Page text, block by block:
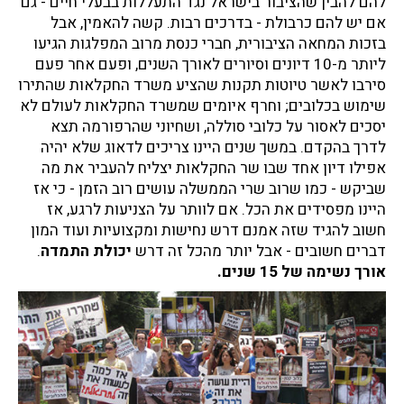
אם יש להם כרבולת - בדרכים רבות. קשה להאמין, אבל
בזכות המחאה הציבורית, חברי כנסת מרוב המפלגות הגיעו
ליותר מ-10 דיונים וסיורים לאורך השנים, ופעם אחר פעם
סירבו לאשר טיוטות תקנות שהציע משרד החקלאות שהתירו
שימוש בכלובים; וחרף איומים שמשרד החקלאות לעולם לא
יסכים לאסור על כלובי סוללה, ושחיוני שהרפורמה תצא
לדרך בהקדם. במשך שנים היינו צריכים לדאוג שלא יהיה
אפילו דיון אחד שבו שר החקלאות יצליח להעביר את מה
שביקש - כמו שרוב שרי הממשלה עושים רוב הזמן - כי אז
היינו מפסידים את הכל. אם לוותר על הצניעות לרגע, אז
חשוב להגיד שזה אמנם דרש נחישות ומקצועיות ועוד המון
דברים חשובים - אבל יותר מהכל זה דרש יכולת התמדה.
אורך נשימה של 15 שנים.